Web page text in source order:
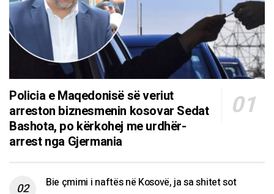
Policia e Maqedonisë së veriut
arreston biznesmenin kosovar Sedat
Bashota, po kërkohej me urdhër-
arrest nga Gjermania
Bie çmimi i naftës në Kosovë, ja sa shitet sot